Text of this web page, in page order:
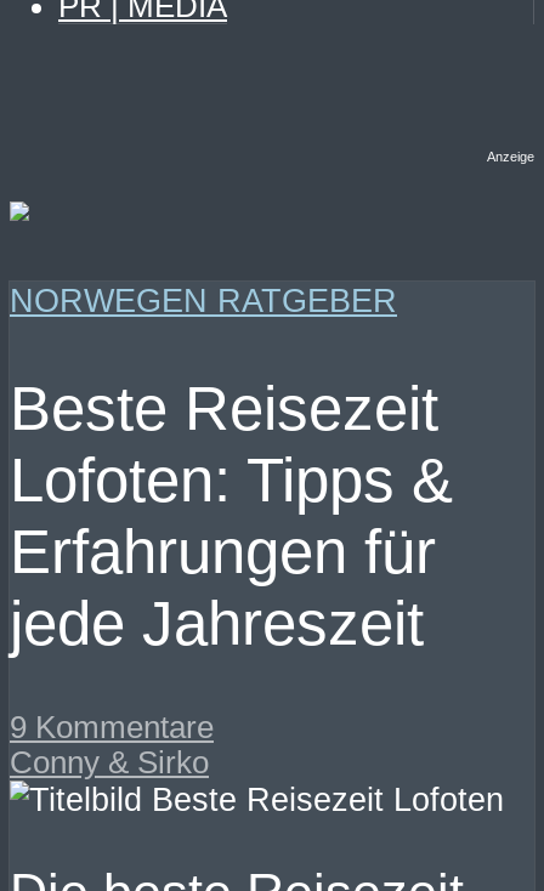
Anzeige
NORWEGEN RATGEBER
Beste Reisezeit
Lofoten: Tipps &
Erfahrungen für
jede Jahreszeit
9 Kommentare
Conny & Sirko